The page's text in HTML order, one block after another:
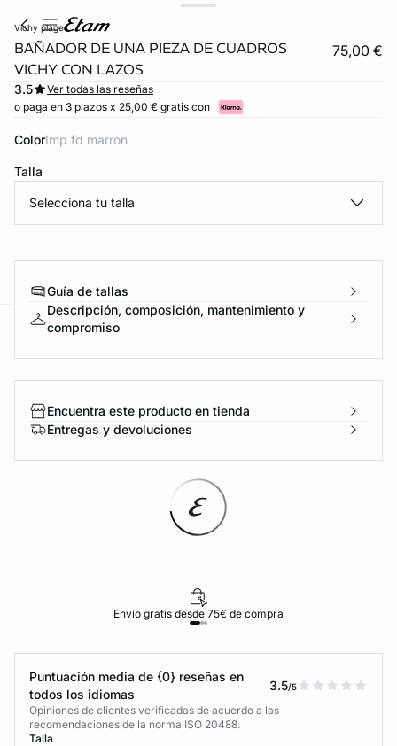
vichy plage
BAÑADOR DE UNA PIEZA DE CUADROS
VICHY CON LAZOS
75,00 €
3.5
Ver todas las reseñas
o paga en 3 plazos x 25,00 € gratis con
Color imp fd marron
Talla
Selecciona tu talla
Guía de tallas
Descripción, composición, mantenimiento y
compromiso
Encuentra este producto en tienda
Entregas y devoluciones
Envío gratis desde 75€ de compra
Puntuación media de {0} reseñas en
todos los idiomas
3.5/5
Opiniones de clientes verificadas de acuerdo a las
recomendaciones de la norma ISO 20488.
Talla